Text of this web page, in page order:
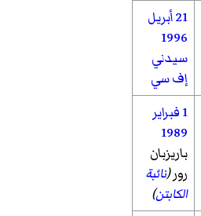
21 أبريل
1996
سيدني
إف سي
1 فبراير
1989
باريزبان
رور(نائبة
الكابتن)